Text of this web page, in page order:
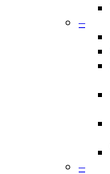
–
–